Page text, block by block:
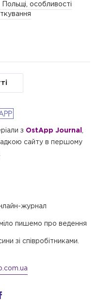
особливості
з OstApp Journal
сайту в першому
журнал
пишемо про ведення
зі співробітниками.